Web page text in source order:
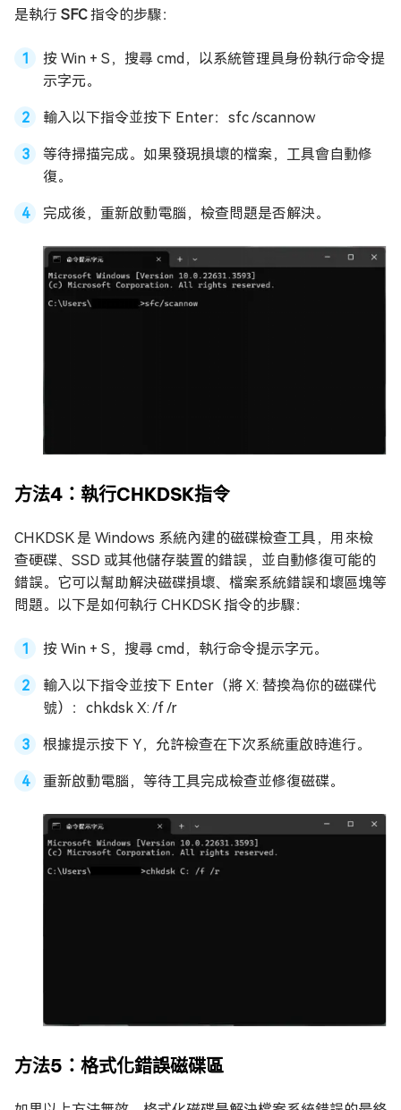
是執行 SFC指令的步驟：
按 Win + S，搜尋 cmd，以系統管理員身份執行命令提
示字元。
輸入以下指令並按下 Enter：sfc /scannow
等待掃描完成。如果發現損壞的檔案，工具會自動修
復。
完成後，重新啟動電腦，檢查問題是否解決。
方法4：執行CHKDSK指令
CHKDSK 是 Windows 系統內建的磁碟檢查工具，用來檢
查硬碟、SSD 或其他儲存裝置的錯誤，並自動修復可能的
錯誤。它可以幫助解決磁碟損壞、檔案系統錯誤和壞區塊等
問題。以下是如何執行 CHKDSK 指令的步驟：
按 Win + S，搜尋 cmd，執行命令提示字元。
輸入以下指令並按下 Enter（將 X: 替換為你的磁碟代
號）：chkdsk X: /f /r
根據提示按下 Y，允許檢查在下次系統重啟時進行。
重新啟動電腦，等待工具完成檢查並修復磁碟。
方法5：格式化錯誤磁碟區